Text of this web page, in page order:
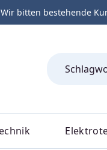
bitten bestehende